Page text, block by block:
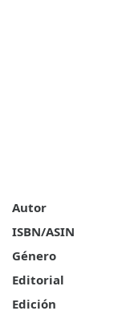
Autor
ISBN/ASIN
Género
Editorial
Edición